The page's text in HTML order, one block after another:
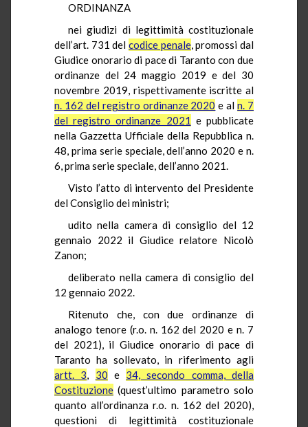
ORDINANZA
nei giudizi di legittimità costituzionale
dell’art. 731 del codice penale, promossi dal
Giudice onorario di pace di Taranto con due
ordinanze del 24 maggio 2019 e del 30
novembre 2019, rispettivamente iscritte al
n. 162 del registro ordinanze 2020 e aln. 7
del registro ordinanze 2021 e pubblicate
nella Gazzetta Ufficiale della Repubblica n.
48, prima serie speciale, dell’anno 2020 e n.
6, prima serie speciale, dell’anno 2021.
Visto l’atto di intervento del Presidente
del Consiglio dei ministri;
udito nella camera di consiglio del 12
gennaio 2022 il Giudice relatore Nicolò
Zanon;
deliberato nella camera di consiglio del
12 gennaio 2022.
Ritenuto che, con due ordinanze di
analogo tenore (r.o. n. 162 del 2020 e n. 7
del 2021), il Giudice onorario di pace di
Taranto ha sollevato, in riferimento agli
artt. 3, 30 e 34, secondo comma, della
Costituzione (quest’ultimo parametro solo
quanto all’ordinanza r.o. n. 162 del 2020),
questioni di legittimità costituzionale